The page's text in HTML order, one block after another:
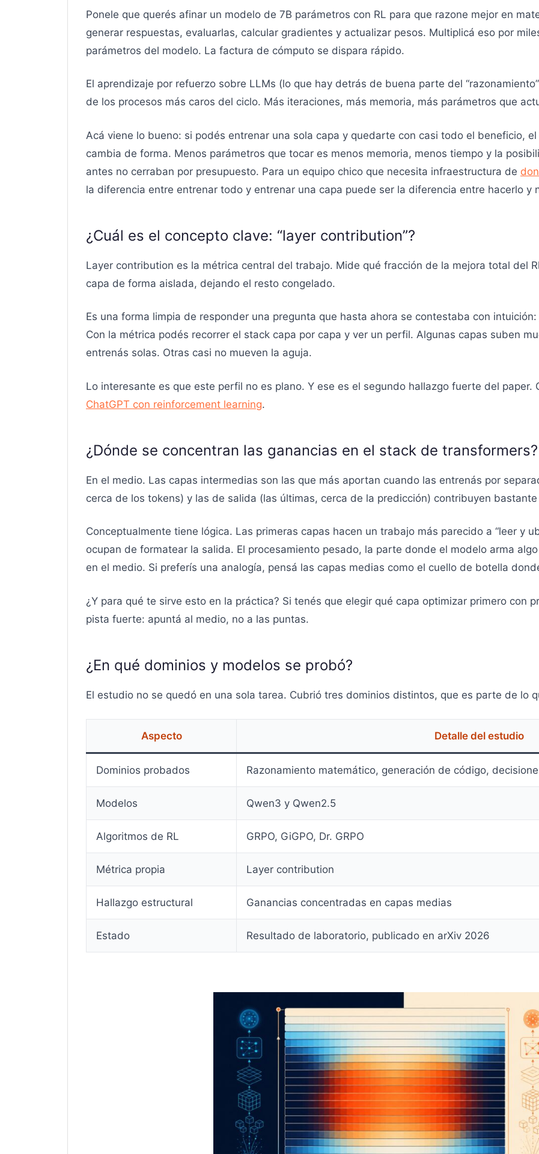
Ponele que querés afinar un modelo de 7B parámetros con RL para que razone mejor en
generar respuestas, evaluarlas, calcular gradientes y actualizar pesos. Multiplicá eso por
parámetros del modelo. La factura de cómputo se dispara rápido.
El aprendizaje por refuerzo sobre LLMs (lo que hay detrás de buena parte del
de los procesos más caros del ciclo. Más iteraciones, más memoria, más parámetros que
Acá viene lo bueno: si podés entrenar una sola capa y quedarte con casi todo el beneficio,
cambia de forma. Menos parámetros que tocar es menos memoria, menos tiempo y la
antes no cerraban por presupuesto. Para un equipo chico que necesita infraestructura de
la diferencia entre entrenar todo y entrenar una capa puede ser la diferencia entre hacerlo y
¿Cuál es el concepto clave: “layer contribution”?
Layer contribution es la métrica central del trabajo. Mide qué fracción de la mejora total del
capa de forma aislada, dejando el resto congelado.
Es una forma limpia de responder una pregunta que hasta ahora se contestaba con
Con la métrica podés recorrer el stack capa por capa y ver un perfil. Algunas capas suben
entrenás solas. Otras casi no mueven la aguja.
Lo interesante es que este perfil no es plano. Y ese es el segundo hallazgo fuerte del paper.
ChatGPT con reinforcement learning.
¿Dónde se concentran las ganancias en el stack de transformers?
En el medio. Las capas intermedias son las que más aportan cuando las entrenás por
cerca de los tokens) y las de salida (las últimas, cerca de la predicción) contribuyen bastante
Conceptualmente tiene lógica. Las primeras capas hacen un trabajo más parecido a “leer y
ocupan de formatear la salida. El procesamiento pesado, la parte donde el modelo arma
en el medio. Si preferís una analogía, pensá las capas medias como el cuello de botella
¿Y para qué te sirve esto en la práctica? Si tenés que elegir qué capa optimizar primero con
pista fuerte: apuntá al medio, no a las puntas.
¿En qué dominios y modelos se probó?
El estudio no se quedó en una sola tarea. Cubrió tres dominios distintos, que es parte de lo
Aspecto Detalle del estudio
Dominios probados Razonamiento matemático, generación de código,
Modelos Qwen3 y Qwen2.5
Algoritmos de RL GRPO, GiGPO, Dr. GRPO
Métrica propia Layer contribution
Hallazgo estructural Ganancias concentradas en capas medias
Estado Resultado de laboratorio, publicado en arXiv 2026